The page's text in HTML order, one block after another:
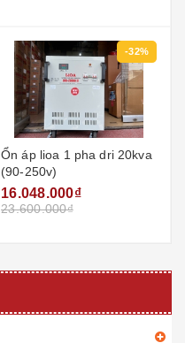
-32%
Ổn áp lioa 1 pha dri 20kva
(90-250v)
16.048.000₫
23.600.000₫